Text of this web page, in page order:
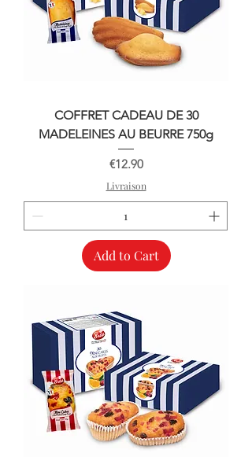
COFFRET CADEAU DE 30
MADELEINES AU BEURRE 750g
Price
€12.90
Livraison
Add to Cart